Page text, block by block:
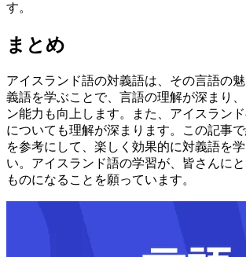
す。
まとめ
アイスランド語の対義語は、その言語の
義語を学ぶことで、言語の理解が深まり
ン能力も向上します。また、アイスラン
についても理解が深まります。この記事
を参考にして、楽しく効果的に対義語を
い。アイスランド語の学習が、皆さんに
ものになることを願っています。